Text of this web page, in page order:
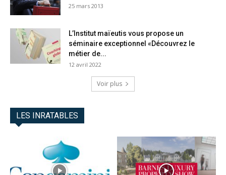
25 mars 2013
L’Institut maïeutis vous propose un
séminaire exceptionnel «Découvrez le
métier de...
12 avril 2022
Voir plus
LES INRATABLES